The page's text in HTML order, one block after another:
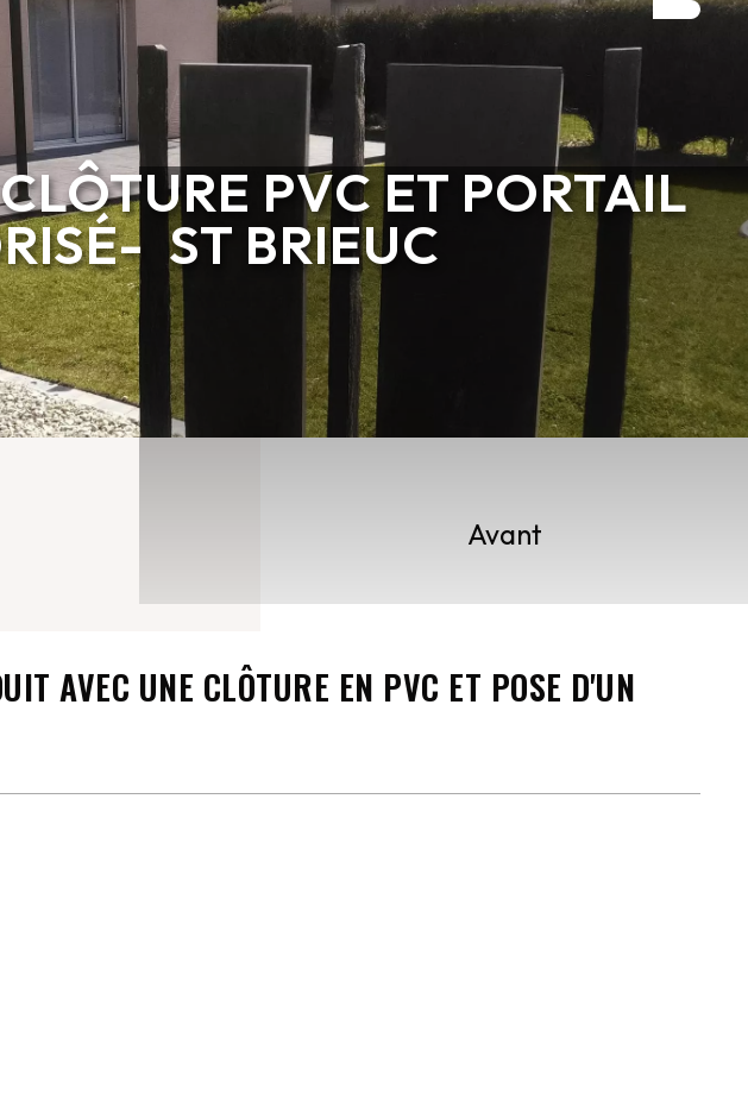
PVC ET PORTAIL
ST BRIEUC
Avant
AVEC UNE CLÔTURE EN PVC ET POSE D'UN